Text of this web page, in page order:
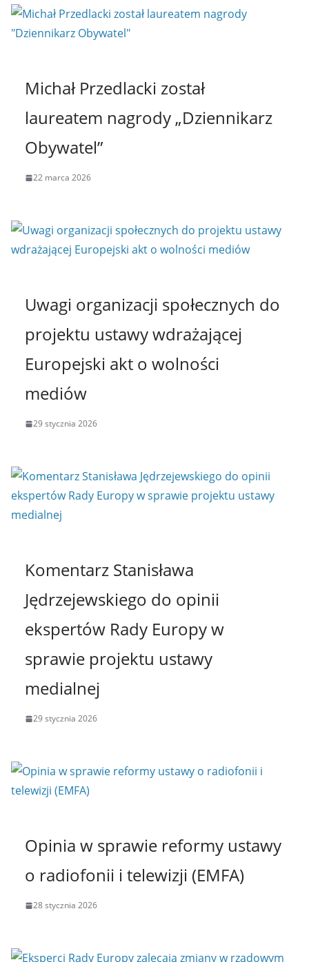
Michał Przedlacki został
laureatem nagrody „Dziennikarz
Obywatel”
22 marca 2026
Uwagi organizacji społecznych do
projektu ustawy wdrażającej
Europejski akt o wolności
mediów
29 stycznia 2026
Komentarz Stanisława
Jędrzejewskiego do opinii
ekspertów Rady Europy w
sprawie projektu ustawy
medialnej
29 stycznia 2026
Opinia w sprawie reformy ustawy
o radiofonii i telewizji (EMFA)
28 stycznia 2026